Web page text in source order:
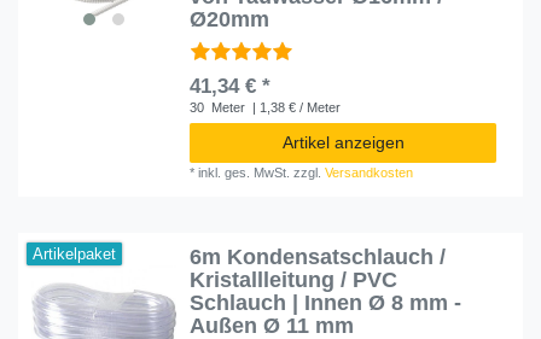
Ø20mm
41,34 € *
30 Meter | 1,38 € / Meter
Artikel anzeigen
*inkl. ges. MwSt. zzgl.Versandkosten
Artikelpaket
6m Kondensatschlauch /
Kristallleitung / PVC
Schlauch | Innen Ø 8 mm -
Außen Ø 11 mm